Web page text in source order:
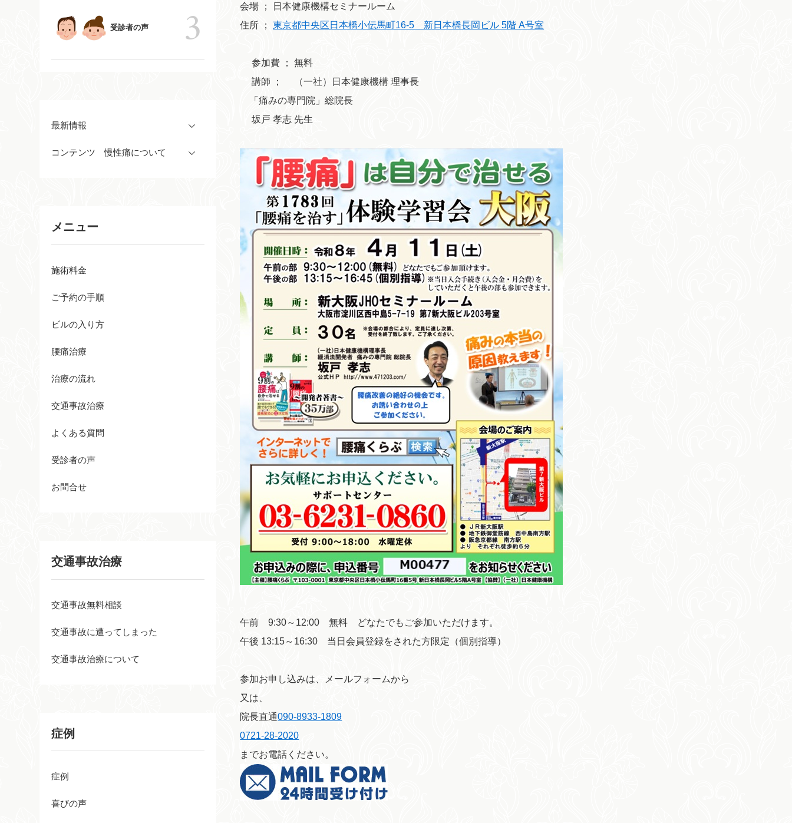
会場 ； 日本健康機構セミナールーム
住所 ；東京都中央区日本橋小伝馬町16-5 新日本橋長岡ビル 5階 A号室
参加費 ； 無料
講師 ； （一社）日本健康機構 理事長
「痛みの専門院」総院長
坂戸 孝志 先生
午前 9:30～12:00 無料 どなたでもご参加いただけます。
午後 13:15～16:30 当日会員登録をされた方限定（個別指導）
参加お申し込みは、メールフォームから
又は、
院長直通090-8933-1809
0721-28-2020
までお電話ください。
受診者の声
最新情報
コンテンツ 慢性痛について
メニュー
施術料金
ご予約の手順
ビルの入り方
腰痛治療
治療の流れ
交通事故治療
よくある質問
受診者の声
お問合せ
交通事故治療
交通事故無料相談
交通事故に遭ってしまった
交通事故治療について
症例
症例
喜びの声